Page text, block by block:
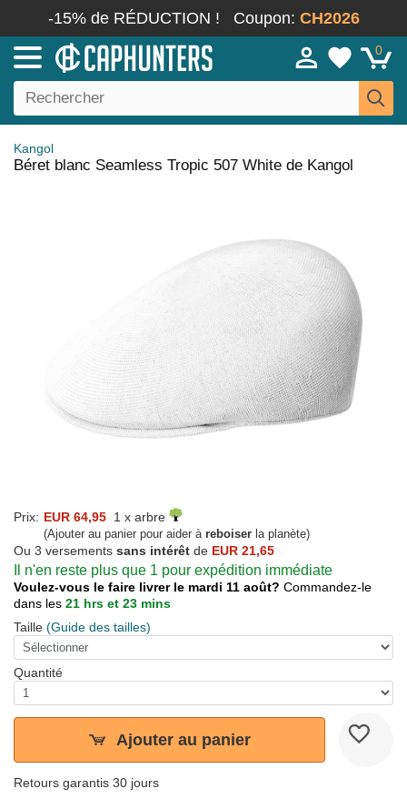
-15% de RÉDUCTION ! Coupon: CH2026
0
Kangol
Béret blanc Seamless Tropic 507 White de Kangol
Prix: EUR 64,95 1 x arbre
(Ajouter au panier pour aider à reboiser la planète)
Ou 3 versements sans intérêt de EUR 21,65
Il n'en reste plus que 1 pour expédition immédiate
Voulez-vous le faire livrer le mardi 11 août? Commandez-le
dans les 21 hrs et 23 mins
Taille (Guide des tailles)
Quantité
Ajouter au panier
Retours garantis 30 jours